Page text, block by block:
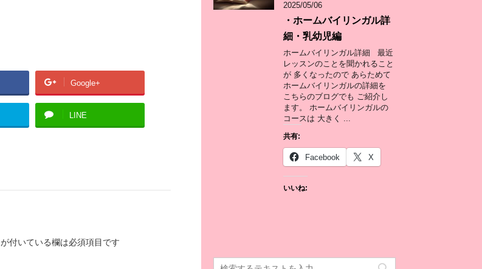
Google+
LINE
が付いている欄は必須項目です
2025/05/06
・ホームバイリンガル詳
細・乳幼児編
ホームバイリンガル詳細 最近
レッスンのことを聞かれること
が 多くなったので あらためて
ホームバイリンガルの詳細を
こちらのブログでも ご紹介し
ます。 ホームバイリンガルの
コースは 大きく ...
共有:
Facebook X
いいね: